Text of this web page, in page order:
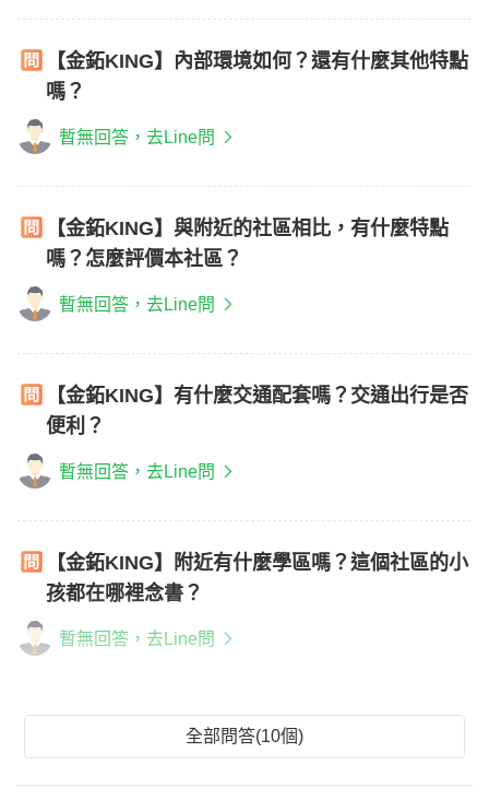
【金鉐KING】內部環境如何？還有什麼其他特點
嗎？
暫無回答，去Line問
【金鉐KING】與附近的社區相比，有什麼特點
嗎？怎麼評價本社區？
暫無回答，去Line問
【金鉐KING】有什麼交通配套嗎？交通出行是否
便利？
暫無回答，去Line問
【金鉐KING】附近有什麼學區嗎？這個社區的小
孩都在哪裡念書？
暫無回答，去Line問
全部問答(10個)